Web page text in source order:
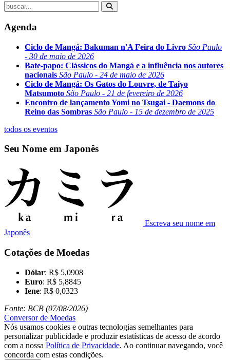
Agenda
Ciclo de Mangá: Bakuman n'A Feira do Livro São Paulo
- 30 de maio de 2026
Bate-papo: Clássicos do Mangá e a influência nos autores
nacionais São Paulo - 24 de maio de 2026
Ciclo de Mangá: Os Gatos do Louvre, de Taiyo
Matsumoto São Paulo - 21 de fevereiro de 2026
Encontro de lançamento Yomi no Tsugai - Daemons do
Reino das Sombras São Paulo - 15 de dezembro de 2025
todos os eventos
Seu Nome em Japonês
Escreva seu nome em
Japonês
Cotações de Moedas
Dólar: R$ 5,0908
Euro: R$ 5,8845
Iene: R$ 0,0323
Fonte: BCB (07/08/2026)
Conversor de Moedas
Nós usamos cookies e outras tecnologias semelhantes para
personalizar publicidade e produzir estatísticas de acesso de acordo
com a nossa Política de Privacidade. Ao continuar navegando, você
concorda com estas condições.